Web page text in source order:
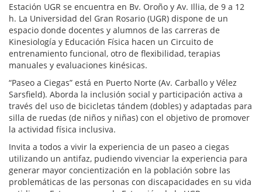
Estación UGR se encuentra en Bv. Oroño y Av. Illia, de 9 a 12
h. La Universidad del Gran Rosario (UGR) dispone de un
espacio donde docentes y alumnos de las carreras de
Kinesiología y Educación Física hacen un Circuito de
entrenamiento funcional, otro de flexibilidad, terapias
manuales y evaluaciones kinésicas.
“Paseo a Ciegas” está en Puerto Norte (Av. Carballo y Vélez
Sarsfield). Aborda la inclusión social y participación activa a
través del uso de bicicletas tándem (dobles) y adaptadas para
silla de ruedas (de niños y niñas) con el objetivo de promover
la actividad física inclusiva.
Invita a todos a vivir la experiencia de un paseo a ciegas
utilizando un antifaz, pudiendo vivenciar la experiencia para
generar mayor concientización en la población sobre las
problemáticas de las personas con discapacidades en su vida